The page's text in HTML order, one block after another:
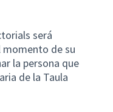
será
momento de su
la persona que
de la Taula